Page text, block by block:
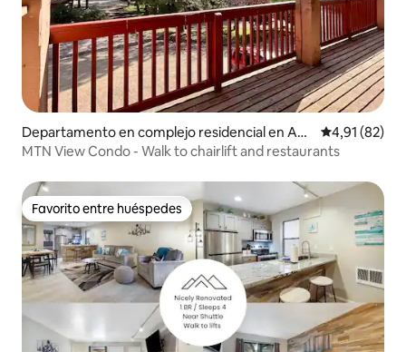
Departamento en complejo residencial en Ang
el Fire
Calificación
4,91 (82)
MTN View Condo - Walk to chairlift and restaurants
Favorito entre huéspedes
Favorito entre huéspedes